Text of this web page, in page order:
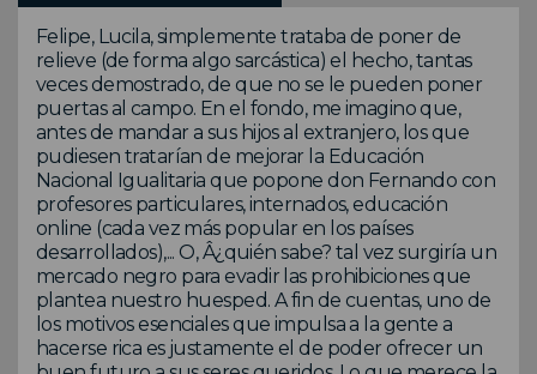
Felipe, Lucila, simplemente trataba de poner de
relieve (de forma algo sarcástica) el hecho, tantas
veces demostrado, de que no se le pueden poner
puertas al campo. En el fondo, me imagino que,
antes de mandar a sus hijos al extranjero, los que
pudiesen tratarían de mejorar la Educación
Nacional Igualitaria que popone don Fernando con
profesores particulares, internados, educación
online (cada vez más popular en los países
desarrollados),... O, Â¿quién sabe? tal vez surgiría un
mercado negro para evadir las prohibiciones que
plantea nuestro huesped. A fin de cuentas, uno de
los motivos esenciales que impulsa a la gente a
hacerse rica es justamente el de poder ofrecer un